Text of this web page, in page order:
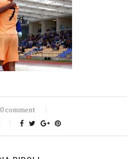
0 comment